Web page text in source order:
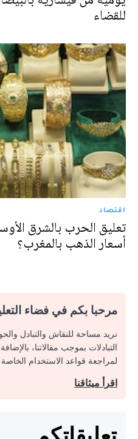
للقضاء
اقتصاد
تعليق الحرب بالشرق
أسعار الذهب بالمغرب؟
مرحبا بكم في فضاء
نريد مساحة للنقاش والتبادل
التبادلات بموجب مقالاتنا،
لمراجعة قواعد الاستخدام الخاصة
اقرأ ميثاقنا